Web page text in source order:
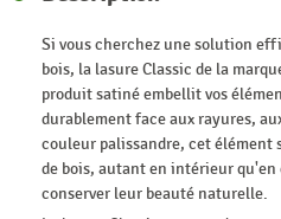
Si vous cherchez une solution
bois, la lasure Classic de la
produit satiné embellit vos
durablement face aux rayures,
couleur palissandre, cet élément
de bois, autant en intérieur qu'en
conserver leur beauté naturelle.